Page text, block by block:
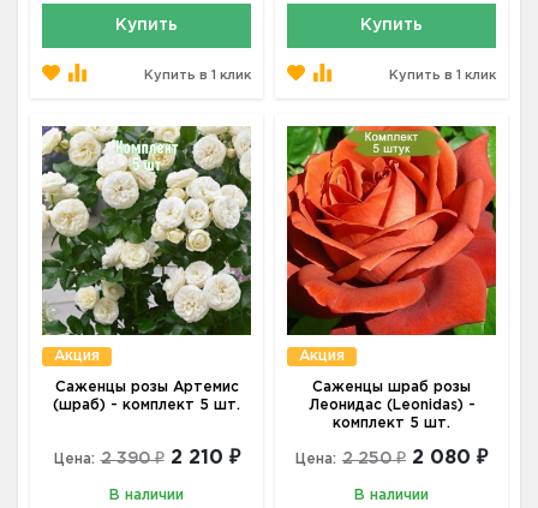
Купить
Купить в 1 клик
Купить
Купить в 1 клик
Акция
Саженцы розы Артемис
(шраб) - комплект 5 шт.
Цена: 2 390 ₽ 2 210 ₽
В наличии
Акция
Саженцы шраб розы
Леонидас (Leonidas) -
комплект 5 шт.
Цена: 2 250 ₽ 2 080 ₽
В наличии